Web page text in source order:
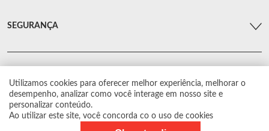
Utilizamos cookies para oferecer melhor experiência, melhorar o
desempenho, analizar como você interage em nosso site e
personalizar conteúdo.
Ao utilizar este site, você concorda co o uso de cookies
SEGURANÇA
© Arsenal Car. Todos os direitos reservados.
Proibida reprodução total ou parcial. Preços e estoque sujeito a alterações sem
aviso prévio.